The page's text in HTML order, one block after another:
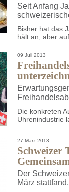
Seit Anfang
Bisher hat das
hält an, aber
09 Juli 2013
Die konkreten
Uhrenindustrie
27 März 2013
Schweizer
Der
März